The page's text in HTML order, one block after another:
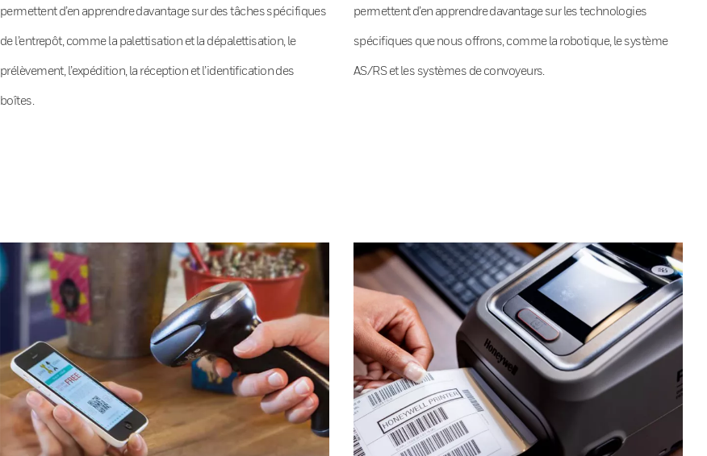
permettent d’en apprendre davantage sur des tâches spécifiques
de l’entrepôt, comme la palettisation et la dépalettisation, le
prélèvement, l’expédition, la réception et l’identification des
boîtes.
permettent d’en apprendre davantage sur les technologies
spécifiques que nous offrons, comme la robotique, le système
AS/RS et les systèmes de convoyeurs.